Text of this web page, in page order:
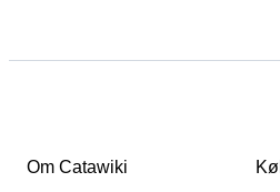
Om Catawiki